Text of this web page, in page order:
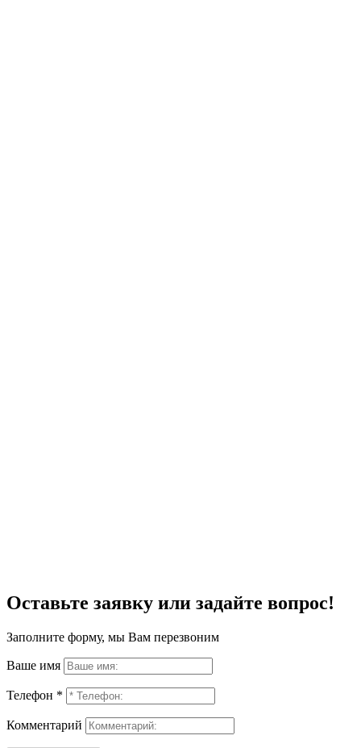
Оставьте заявку или задайте вопрос!
Заполните форму, мы Вам перезвоним
Ваше имя
Телефон *
Комментарий